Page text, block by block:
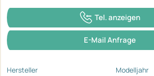
Tel. anzeigen
E-Mail Anfrage
Hersteller
Modelljahr